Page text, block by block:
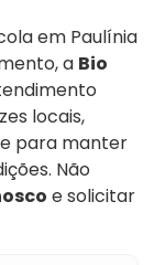
em Paulínia
a Bio
locais,
para manter
Não
e solicitar